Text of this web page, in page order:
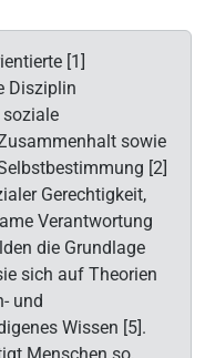
[1]
Disziplin
sowie
[2]
Gerechtigkeit,
Verantwortung
die Grundlage
sich auf Theorien
und
Wissen [5].